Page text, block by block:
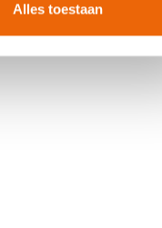
Alles toestaan